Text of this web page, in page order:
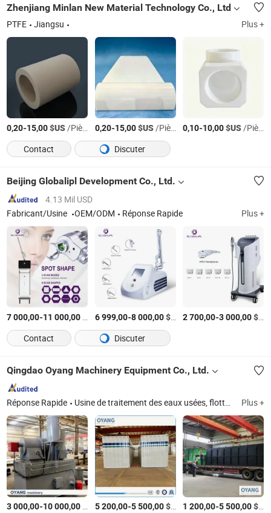
Zhenjiang Minlan New Material Technology Co., Ltd
PTFE Jiangsu Plus +
0,20-15,00$US/Pièce 0,20-15,00$US/Pièce 0,10-10,00$US/Pièce
Contact
Discuter
Beijing Globalipl Development Co., Ltd.
4.13 Mil USD
Fabricant/Usine
OEM/ODM Réponse Rapide Plus +
7 000,00-11 000,00 /set
6 999,00-8 000,00$US /set
2 700,00-3 000,00$US
Contact
Discuter
Qingdao Oyang Machinery Equipment Co., Ltd.
Réponse Rapide Usine de traitement des eaux usées, flottation par air dissous, presse à bande, équipement de traitement des eaux usées, incinérateur de déchets médicaux, collecteur de poussière, déshydrateur de boues, machine de déshydratation des boues, presse à vis, incinérateur de déchets Plus +
3 000,00-10 000,00 /Jeu
5 200,00-5 500,00$US /Jeu
1 200,00-5 500,00$US